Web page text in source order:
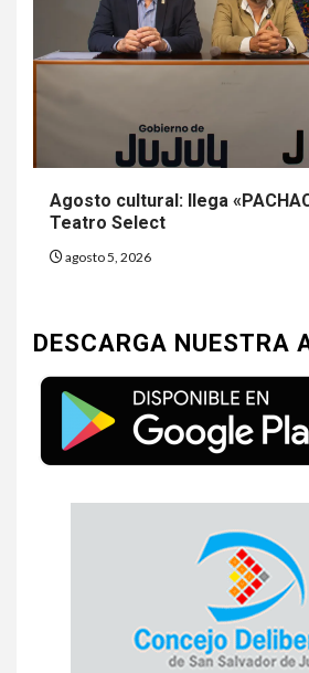
Agosto cultural: llega
Teatro Select
agosto 5, 2026
DESCARGA NUESTRA